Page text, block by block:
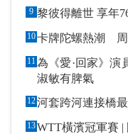
9 黎彼得離世
10卡牌陀螺熱潮 周
11 為《愛·回家》演員「友誼
淑敏有脾氣
12
13WTT橫濱冠軍賽